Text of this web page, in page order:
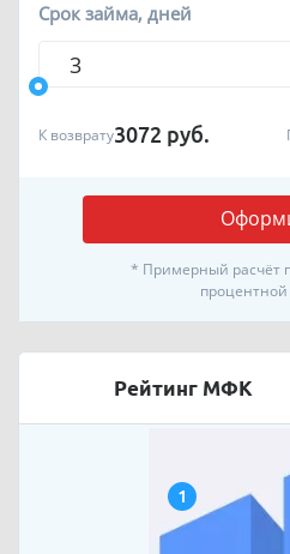
Срок займа, дней
К возврату3072 руб.
* Примерный расчёт
процентной
Рейтинг МФК
1